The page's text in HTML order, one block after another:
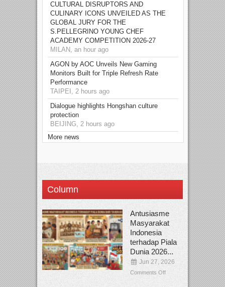
CULTURAL DISRUPTORS AND
CULINARY ICONS UNVEILED AS THE
GLOBAL JURY FOR THE
S.PELLEGRINO YOUNG CHEF
ACADEMY COMPETITION 2026-27
MILAN, an hour ago
AGON by AOC Unveils New Gaming
Monitors Built for Triple Refresh Rate
Performance
TAIPEI, 2 hours ago
Dialogue highlights Hongshan culture
protection
BEIJING, 2 hours ago
More news
Column
Antusiasme
Masyarakat
Indonesia
terhadap Piala
Dunia 2026...
Jun 27, 2026
Comments Off